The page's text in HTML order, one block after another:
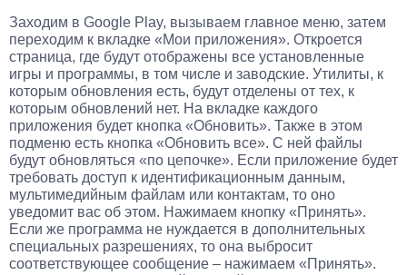
Заходим в Google Play, вызываем главное меню, затем
переходим к вкладке «Мои приложения». Откроется
страница, где будут отображены все установленные
игры и программы, в том числе и заводские. Утилиты, к
которым обновления есть, будут отделены от тех, к
которым обновлений нет. На вкладке каждого
приложения будет кнопка «Обновить». Также в этом
подменю есть кнопка «Обновить все». С ней файлы
будут обновляться «по цепочке». Если приложение будет
требовать доступ к идентификационным данным,
мультимедийным файлам или контактам, то оно
уведомит вас об этом. Нажимаем кнопку «Принять».
Если же программа не нуждается в дополнительных
специальных разрешениях, то она выбросит
соответствующее сообщение – нажимаем «Принять».